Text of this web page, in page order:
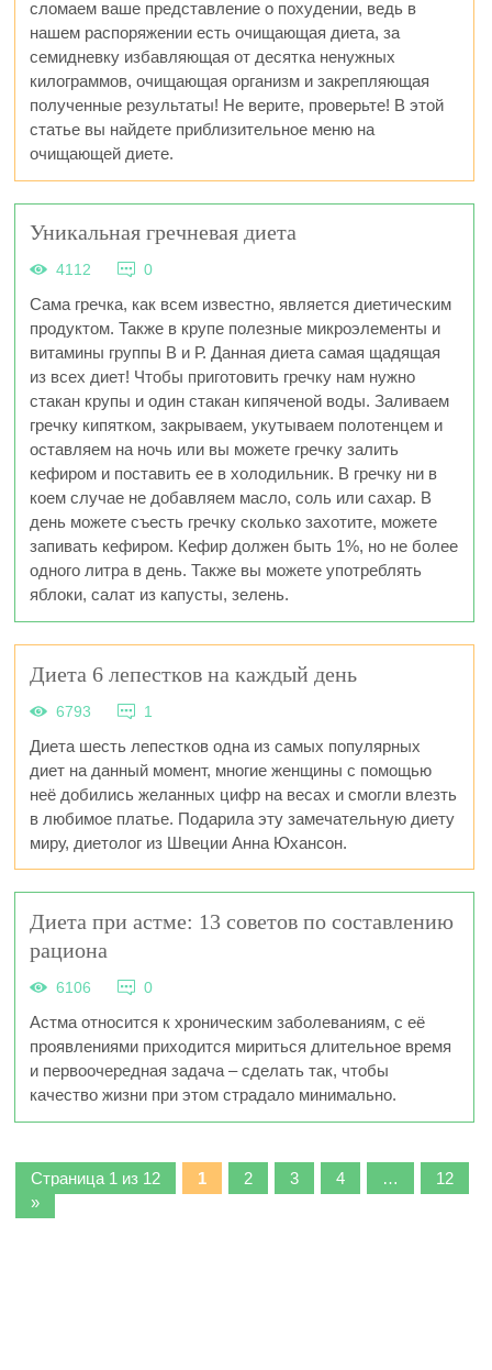
сломаем ваше представление о похудении, ведь в
нашем распоряжении есть очищающая диета, за
семидневку избавляющая от десятка ненужных
килограммов, очищающая организм и закрепляющая
полученные результаты! Не верите, проверьте! В этой
статье вы найдете приблизительное меню на
очищающей диете.
Уникальная гречневая диета
4112 0
Сама гречка, как всем известно, является диетическим
продуктом. Также в крупе полезные микроэлементы и
витамины группы В и Р. Данная диета самая щадящая
из всех диет! Чтобы приготовить гречку нам нужно
стакан крупы и один стакан кипяченой воды. Заливаем
гречку кипятком, закрываем, укутываем полотенцем и
оставляем на ночь или вы можете гречку залить
кефиром и поставить ее в холодильник. В гречку ни в
коем случае не добавляем масло, соль или сахар. В
день можете съесть гречку сколько захотите, можете
запивать кефиром. Кефир должен быть 1%, но не более
одного литра в день. Также вы можете употреблять
яблоки, салат из капусты, зелень.
Диета 6 лепестков на каждый день
6793 1
Диета шесть лепестков одна из самых популярных
диет на данный момент, многие женщины с помощью
неё добились желанных цифр на весах и смогли влезть
в любимое платье. Подарила эту замечательную диету
миру, диетолог из Швеции Анна Юхансон.
Диета при астме: 13 советов по составлению
рациона
6106 0
Астма относится к хроническим заболеваниям, с её
проявлениями приходится мириться длительное время
и первоочередная задача – сделать так, чтобы
качество жизни при этом страдало минимально.
Страница 1 из 12 1 2 3 4 …
12
»